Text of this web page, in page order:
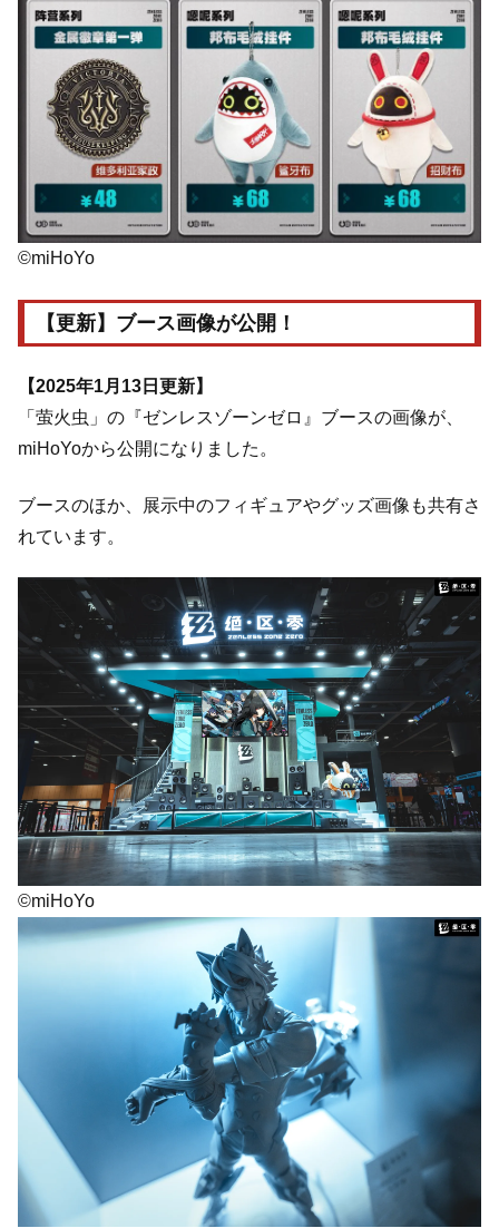
©miHoYo
【更新】ブース画像が公開！
【2025年1月13日更新】
「萤火虫」の『ゼンレスゾーンゼロ』ブースの画像が、
miHoYoから公開になりました。
ブースのほか、展示中のフィギュアやグッズ画像も共有さ
れています。
©miHoYo